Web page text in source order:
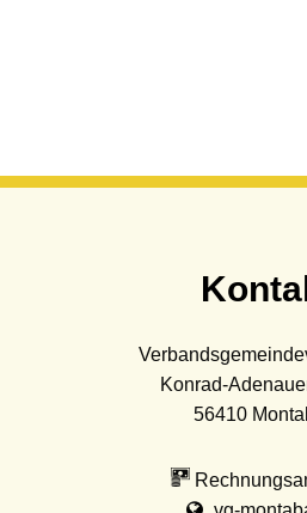
Konrad-
56410